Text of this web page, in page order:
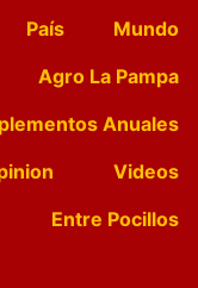
País
Mundo
Agro La Pampa
Anuales
Videos
Entre Pocillos